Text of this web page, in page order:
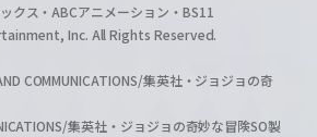
クス・ABCアニメーション・BS11
Inc. All Rights Reserved.
COMMUNICATIONS/集英社・ジョジョの奇
集英社・ジョジョの奇妙な冒険SO製